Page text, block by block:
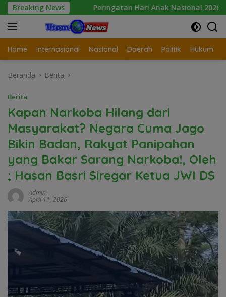
Langsung
ke
konten
Breaking News
Peringatan Hari Anak Nasional 2026 di Sejumlah
Home Internasional Nasional Daerah Politik Hukum
Beranda Berita
Berita
Kapan Narkoba Hilang dari
Masyarakat? Negara Cuma Jago
Bikin Badan, Rakyat Panipahan
yang Bakar Sarang Narkoba!, Oleh
; Hasan Basri Siregar Ketua JWI DS
Admin
April 11, 2026